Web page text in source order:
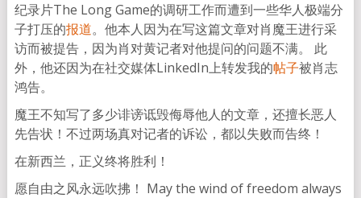
纪录片The Long Game的调研工作而遭到一些华人极端分
子打压的报道。他本人因为在写这篇文章对肖魔王进行采
访而被提告，因为肖对黄记者对他提问的问题不满。 此
外，他还因为在社交媒体LinkedIn上转发我的帖子被肖志
鸿告。
魔王不知写了多少诽谤诋毁侮辱他人的文章，还擅长恶人
先告状！不过两场真对记者的诉讼，都以失败而告终！
在新西兰，正义终将胜利！
愿自由之风永远吹拂！ May the wind of freedom always